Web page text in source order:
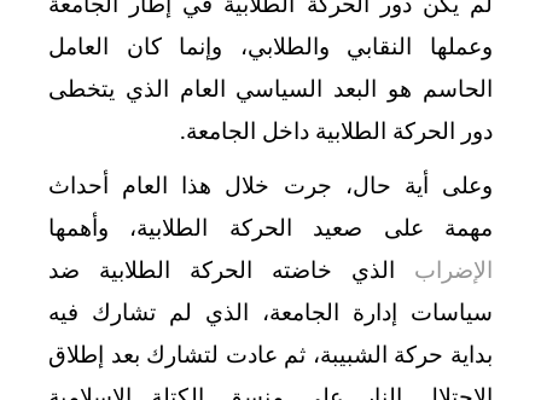
وعملها النقابي والطلابي، وإنما كان العامل
الحاسم هو البعد السياسي العام الذي يتخطى
دور الحركة الطلابية داخل الجامعة.
وعلى أية حال، جرت خلال هذا العام أحداث
مهمة على صعيد الحركة الطلابية، وأهمها
الإضراب الذي خاضته الحركة الطلابية ضد
سياسات إدارة الجامعة، الذي لم تشارك فيه
بداية حركة الشبيبة، ثم عادت لتشارك بعد إطلاق